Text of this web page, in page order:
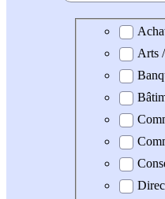
Domaine
Arts